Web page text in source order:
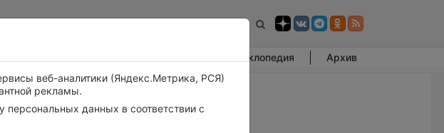
Энциклопедия Архив
веб-аналитики (Яндекс.Метрика, РСЯ)
рекламы.
персональных данных в соответствии с